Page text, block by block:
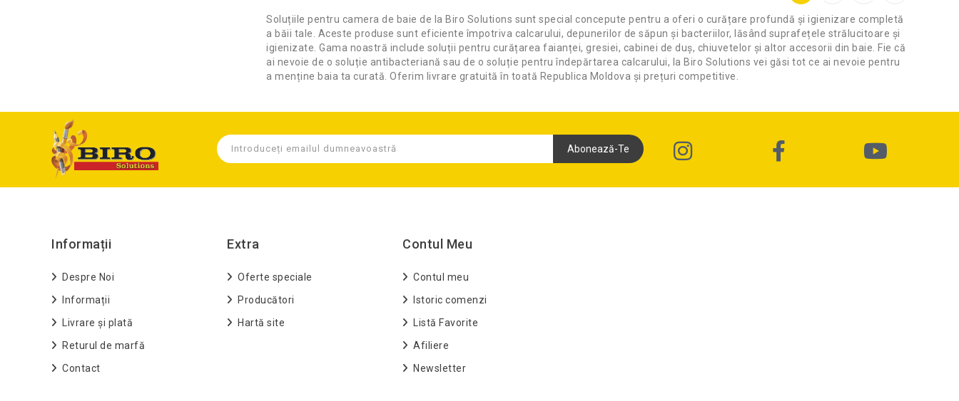
Soluțiile pentru camera de baie de la Biro Solutions sunt special concepute pentru a oferi o curățare profundă și igienizare completă
a băii tale. Aceste produse sunt eficiente împotriva calcarului, depunerilor de săpun și bacteriilor, lăsând suprafețele strălucitoare și
igienizate. Gama noastră include soluții pentru curățarea faianței, gresiei, cabinei de duș, chiuvetelor și altor accesorii din baie. Fie că
ai nevoie de o soluție antibacteriană sau de o soluție pentru îndepărtarea calcarului, la Biro Solutions vei găsi tot ce ai nevoie pentru
a menține baia ta curată. Oferim livrare gratuită în toată Republica Moldova și prețuri competitive.
Abonează-Te
Informații
Despre Noi
Informații
Livrare și plată
Returul de marfă
Contact
Extra
Oferte speciale
Producători
Hartă site
Contul Meu
Contul meu
Istoric comenzi
Listă Favorite
Afiliere
Newsletter